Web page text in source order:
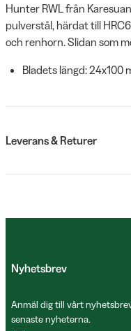
Hunter RWL från
pulverstål, härdat till
och renhorn. Slidan som
Bladets längd: 24x100
Leverans & Returer
Nyhetsbrev
Anmäl dig till vårt
senaste nyheterna.